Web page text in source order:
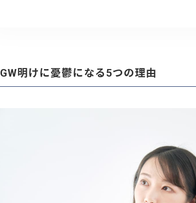
GW明けに憂鬱になる5つの理由